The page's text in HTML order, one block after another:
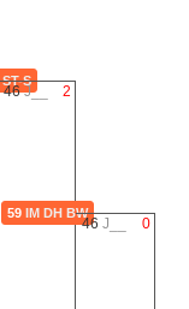
ST-S
59IM DH BW
46J__ 2
46J__ 0